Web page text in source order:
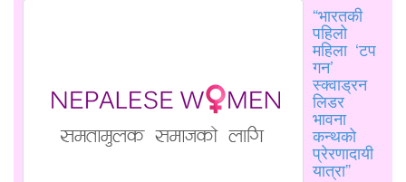
“भारतकी
पहिलो
महिला ‘टप
गन’
स्क्वाड्रन
लिडर
भावना
कन्थको
प्रेरणादायी
यात्रा”